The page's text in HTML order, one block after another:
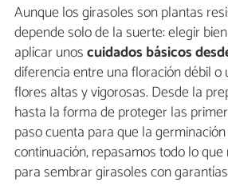
Aunque los girasoles son plantas
depende solo de la suerte: elegir
aplicar unoscuidados básicos
diferencia entre una floración débil o
flores altas y vigorosas. Desde la
hasta la forma de proteger las
paso cuenta para que la
continuación, repasamos todo lo
para sembrar girasoles con